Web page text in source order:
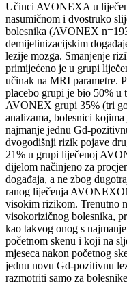
Učinci AVONEXA u
nasumičnom i dvostruko
bolesnika (AVONEX
demijelinizacijskim
lezije mozga. Smanjenje
primijećeno je u grupi
učinak na MRI parametre.
placebo grupi je bio 50% u
AVONEX grupi 35% (tri
analizama, bolesnici
najmanje jednu Gd-
dvogodišnji rizik pojave
21% u grupi liječenoj
dijelom načinjeno za
događaja, a ne zbog
ranog liječenja
visokim rizikom. Trenutno
visokorizičnog bolesnika,
kao takvog onog s
početnom skenu i koji na
mjeseca nakon početnog
jednu novu Gd-pozitivnu
razmotriti samo za